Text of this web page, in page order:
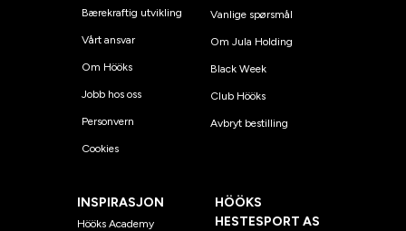
Bærekraftig utvikling
Vårt ansvar
Om Hööks
Jobb hos oss
Personvern
Cookies
Vanlige spørsmål
Om Jula Holding
Black Week
Club Hööks
Avbryt bestilling
INSPIRASJON
Hööks Academy
HÖÖKS
HESTESPORT AS